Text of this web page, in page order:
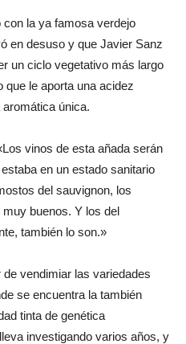
con la ya famosa verdejo
en desuso y que Javier Sanz
un ciclo vegetativo más largo
que le aporta una acidez
única.
vinos de esta añada serán
en un estado sanitario
del sauvignon, los
buenos. Y los del
también lo son.»
vendimiar las variedades
se encuentra la también
tinta de genética
investigando varios años, y